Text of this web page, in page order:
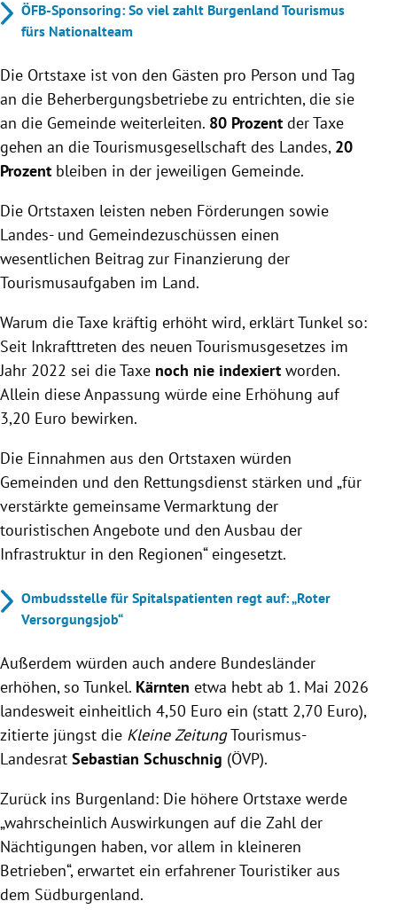
ÖFB-Sponsoring: So viel zahlt Burgenland Tourismus
fürs Nationalteam
Die Ortstaxe ist von den Gästen pro Person und Tag
an die Beherbergungsbetriebe zu entrichten, die sie
an die Gemeinde weiterleiten. 80 Prozent der Taxe
gehen an die Tourismusgesellschaft des Landes, 20
Prozent bleiben in der jeweiligen Gemeinde.
Die Ortstaxen leisten neben Förderungen sowie
Landes- und Gemeindezuschüssen einen
wesentlichen Beitrag zur Finanzierung der
Tourismusaufgaben im Land.
Warum die Taxe kräftig erhöht wird, erklärt Tunkel so:
Seit Inkrafttreten des neuen Tourismusgesetzes im
Jahr 2022 sei die Taxe noch nie indexiert worden.
Allein diese Anpassung würde eine Erhöhung auf
3,20 Euro bewirken.
Die Einnahmen aus den Ortstaxen würden
Gemeinden und den Rettungsdienst stärken und „für
verstärkte gemeinsame Vermarktung der
touristischen Angebote und den Ausbau der
Infrastruktur in den Regionen“ eingesetzt.
Ombudsstelle für Spitalspatienten regt auf: „Roter
Versorgungsjob“
Außerdem würden auch andere Bundesländer
erhöhen, so Tunkel. Kärnten etwa hebt ab 1. Mai 2026
landesweit einheitlich 4,50 Euro ein (statt 2,70 Euro),
zitierte jüngst die Kleine ZeitungTourismus-
Landesrat Sebastian Schuschnig (ÖVP).
Zurück ins Burgenland: Die höhere Ortstaxe werde
„wahrscheinlich Auswirkungen auf die Zahl der
Nächtigungen haben, vor allem in kleineren
Betrieben“, erwartet ein erfahrener Touristiker aus
dem Südburgenland.